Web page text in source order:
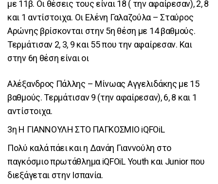
με 11β. Οι θέσεις τους είναι 18 ( την αφαίρεσαν), 2, 8
και 1 αντίστοιχα. Οι Ελένη Γαλαζούλα – Σταύρος
Αρώνης βρίσκονται στην 5η θέση με 14 βαθμούς.
Τερμάτισαν 2, 3, 9 και 55 που την αφαίρεσαν. Και
στην 6η θέση είναι οι
Αλέξανδρος Πάλλης – Μίνωας Αγγελιδάκης με 15
βαθμούς. Τερμάτισαν 9 (την αφαίρεσαν), 6, 8 και 1
αντίστοιχα.
3η Η ΓΙΑΝΝΟΥΛΗ ΣΤΟ ΠΑΓΚΟΣΜΙΟ iQFOiL
Πολύ καλά πάει και η Δανάη Γιαννούλη στο
παγκόσμιο πρωτάθλημα iQFOiL Youth και Junior που
διεξάγεται στην Ισπανία.